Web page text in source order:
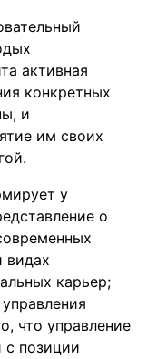
активная
конкретных
и
им своих
у
о
видах
карьер;
что управление
с позиции